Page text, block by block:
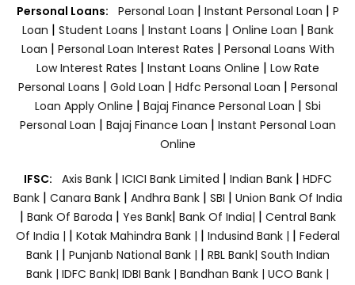
Personal Loans: Personal Loan | Instant Personal Loan | P
Loan | Student Loans | Instant Loans | Online Loan | Bank
Loan | Personal Loan Interest Rates | Personal Loans With
Low Interest Rates | Instant Loans Online | Low Rate
Personal Loans | Gold Loan | Hdfc Personal Loan | Personal
Loan Apply Online | Bajaj Finance Personal Loan | Sbi
Personal Loan | Bajaj Finance Loan | Instant Personal Loan
Online
IFSC: Axis Bank | ICICI Bank Limited | Indian Bank | HDFC
Bank| Canara Bank | Andhra Bank| SBI | Union Bank Of India
| Bank Of Baroda | Yes Bank| Bank Of India| | Central Bank
Of India | | Kotak Mahindra Bank | | Indusind Bank | | Federal
Bank | | Punjanb National Bank | | RBL Bank| South Indian
Bank | IDFC Bank| IDBI Bank | Bandhan Bank | UCO Bank |